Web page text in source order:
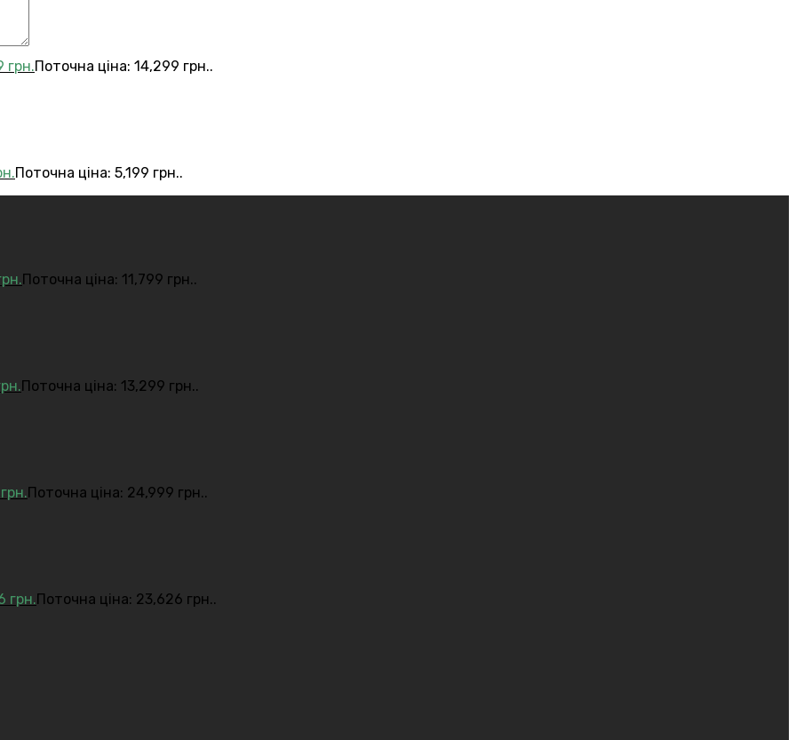
грн.Поточна ціна: 14,299 грн..
Поточна ціна: 5,199 грн..
Поточна ціна: 11,799 грн..
Поточна ціна: 13,299 грн..
грн. Поточна ціна: 24,999 грн..
грн.Поточна ціна: 23,626 грн..